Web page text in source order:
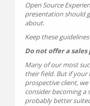
Open Source
presentation should
about.
Keep these
Do not offer a sales
Many of our most
their field. But if your
prospective client,
consider becoming a
probably better